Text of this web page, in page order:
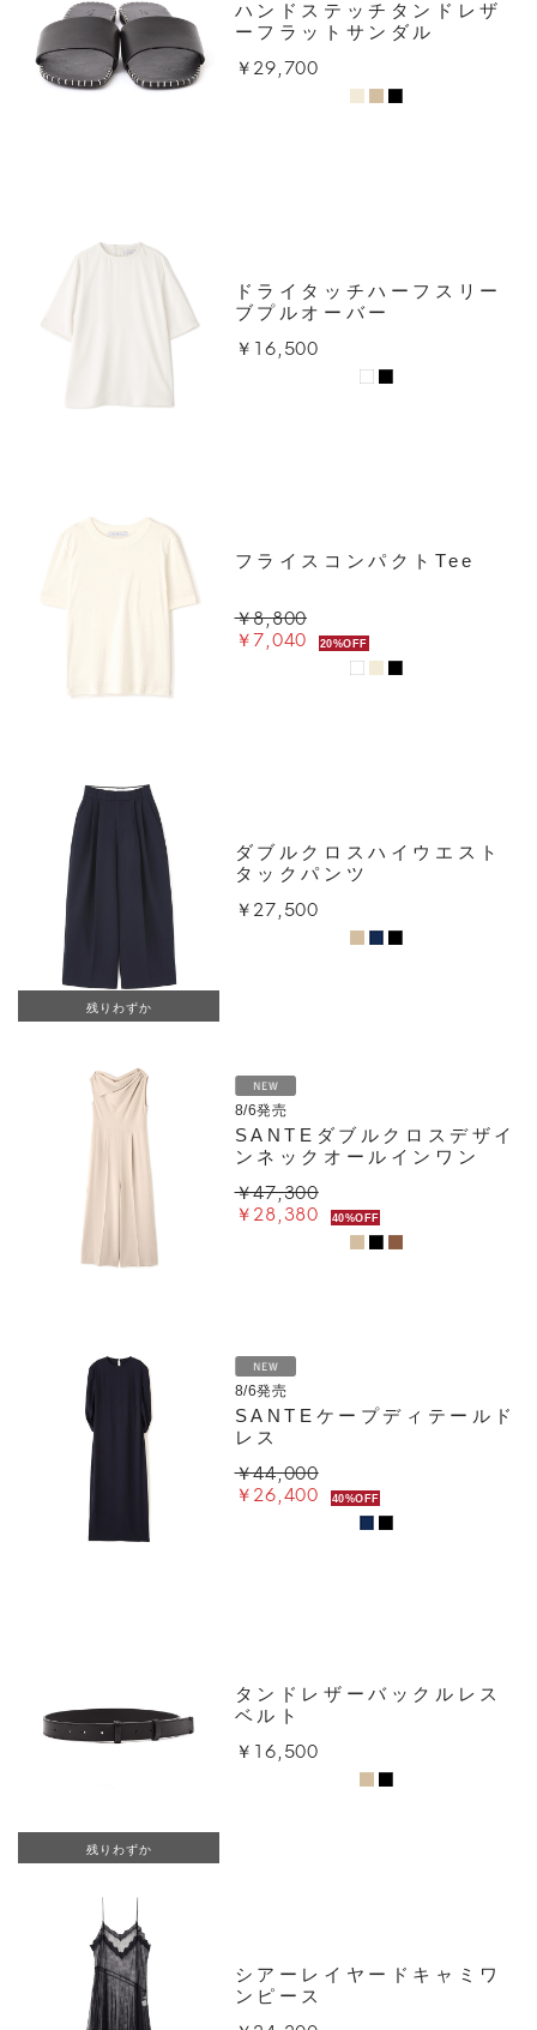
ハンドステッチタンドレザ
ーフラットサンダル
￥29,700
ドライタッチハーフスリー
ブプルオーバー
￥16,500
フライスコンパクトTee
￥8,800
￥7,040 20%OFF
残りわずか
ダブルクロスハイウエスト
タックパンツ
￥27,500
8/6発売
SANTEダブルクロスデザイ
ンネックオールインワン
￥47,300
￥28,380 40%OFF
8/6発売
SANTEケープディテールド
レス
￥44,000
￥26,400 40%OFF
残りわずか
タンドレザーバックルレス
ベルト
￥16,500
シアーレイヤードキャミワ
ンピース